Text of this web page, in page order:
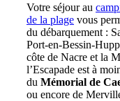
Votre séjour au
de la plage vous
du débarquement :
Port-en-Bessin-
côte de Nacre et la
l’Escapade est à
du Mémorial de
ou encore de